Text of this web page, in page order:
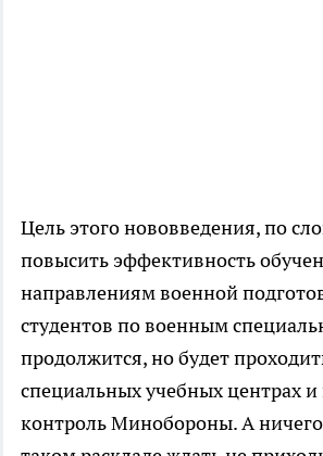
Цель этого нововведения, по
повысить эффективность
направлениям военной
студентов по военным
продолжится, но будет
специальных учебных центрах
контроль Минобороны. А